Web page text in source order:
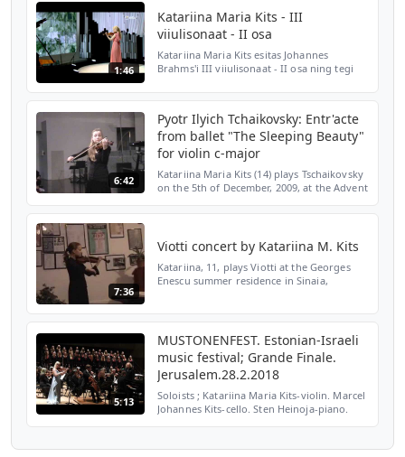
1:46
Katariina Maria Kits - III
viiulisonaat - II osa
Katariina Maria Kits esitas Johannes
Brahms'i III viiulisonaat - II osa ning tegi
6:42
Pyotr Ilyich Tchaikovsky: Entr'acte
from ballet "The Sleeping Beauty"
for violin c-major
Katariina Maria Kits (14) plays Tschaikovsky
on the 5th of December, 2009, at the Advent
7:36
Viotti concert by Katariina M. Kits
Katariina, 11, plays Viotti at the Georges
Enescu summer residence in Sinaia,
5:13
MUSTONENFEST. Estonian-Israeli
music festival; Grande Finale.
Jerusalem.28.2.2018
Soloists ; Katariina Maria Kits-violin. Marcel
Johannes Kits-cello. Sten Heinoja-piano.
Conductor...